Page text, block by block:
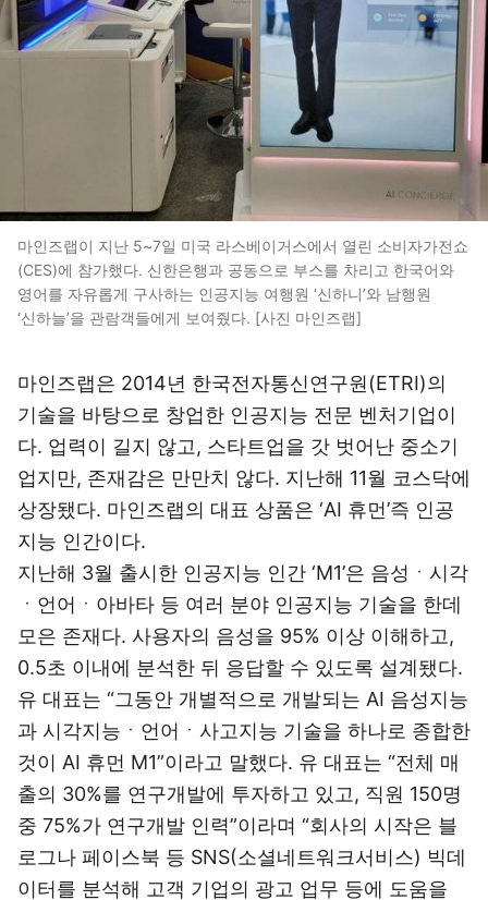
마인즈랩이 지난 5~7일 미국 라스베이거스에서 열린 소비자가전쇼
(CES)에 참가했다. 신한은행과 공동으로 부스를 차리고 한국어와
영어를 자유롭게 구사하는 인공지능 여행원 ‘신하니’와 남행원
‘신하늘’을 관람객들에게 보여줬다. [사진 마인즈랩]
마인즈랩은 2014년 한국전자통신연구원(ETRI)의
기술을 바탕으로 창업한 인공지능 전문 벤처기업이
다. 업력이 길지 않고, 스타트업을 갓 벗어난 중소기
업지만, 존재감은 만만치 않다. 지난해 11월 코스닥에
상장됐다. 마인즈랩의 대표 상품은 ‘AI 휴먼’즉 인공
지능 인간이다.
지난해 3월 출시한 인공지능 인간 ‘M1’은 음성ㆍ시각
ㆍ언어ㆍ아바타 등 여러 분야 인공지능 기술을 한데
모은 존재다. 사용자의 음성을 95% 이상 이해하고,
0.5초 이내에 분석한 뒤 응답할 수 있도록 설계됐다.
유 대표는 “그동안 개별적으로 개발되는 AI 음성지능
과 시각지능ㆍ언어ㆍ사고지능 기술을 하나로 종합한
것이 AI 휴먼 M1”이라고 말했다. 유 대표는 “전체 매
출의 30%를 연구개발에 투자하고 있고, 직원 150명
중 75%가 연구개발 인력”이라며 “회사의 시작은 블
로그나 페이스북 등 SNS(소셜네트워크서비스) 빅데
이터를 분석해 고객 기업의 광고 업무 등에 도움을